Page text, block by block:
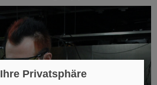
Privatsphäre